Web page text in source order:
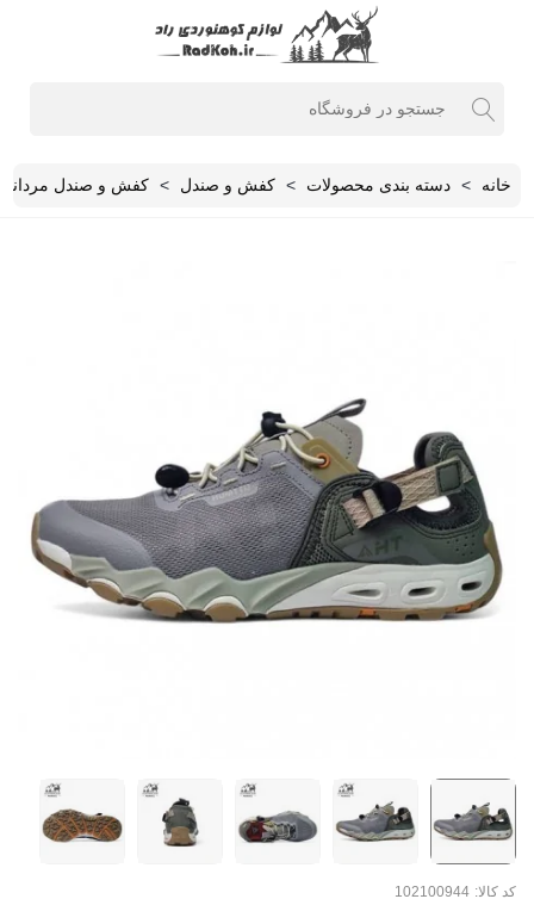
خانه > دسته بندی محصولات > کفش و صندل > کفش و صندل مردانه
کد کالا: 102100944